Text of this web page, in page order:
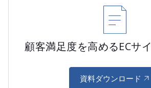
顧客満足度を高めるECサ
資料ダウンロード